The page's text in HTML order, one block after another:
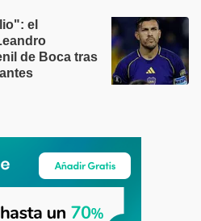
el
de Boca tras